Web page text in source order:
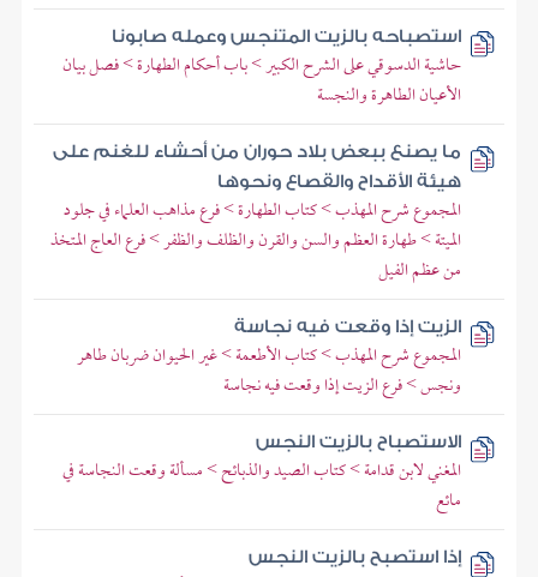
استصباحه بالزيت المتنجس وعمله صابونا
حاشية الدسوقي على الشرح الكبير > باب أحكام الطهارة > فصل بيان
الأعيان الطاهرة والنجسة
ما يصنع ببعض بلاد حوران من أحشاء للغنم على
هيئة الأقداح والقصاع ونحوها
المجموع شرح المهذب > كتاب الطهارة > فرع مذاهب العلماء في جلود
الميتة > طهارة العظم والسن والقرن والظلف والظفر > فرع العاج المتخذ
من عظم الفيل
الزيت إذا وقعت فيه نجاسة
المجموع شرح المهذب > كتاب الأطعمة > غير الحيوان ضربان طاهر
ونجس > فرع الزيت إذا وقعت فيه نجاسة
الاستصباح بالزيت النجس
المغني لابن قدامة > كتاب الصيد والذبائح > مسألة وقعت النجاسة في
مائع
إذا استصبح بالزيت النجس